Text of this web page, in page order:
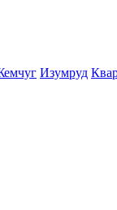
Изумруд